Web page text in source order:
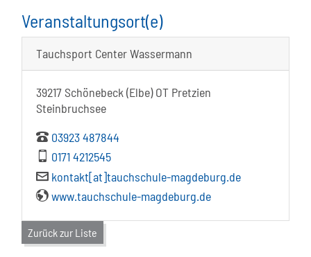
Veranstaltungsort(e)
Tauchsport Center Wassermann
39217 Schönebeck (Elbe) OT Pretzien
Steinbruchsee
03923 487844
0171 4212545
kontakt[at]tauchschule-magdeburg.de
www.tauchschule-magdeburg.de
Zurück zur Liste